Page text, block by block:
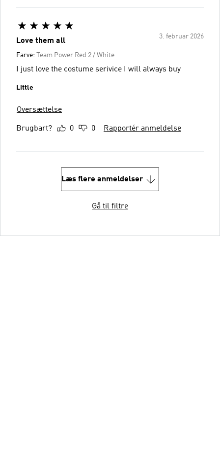
3. februar 2026
Love them all
Farve: Team Power Red 2 / White
I just love the costume serivice I will always buy
Little
Oversættelse
Brugbart? 0 0 Rapportér anmeldelse
Læs flere anmeldelser
Gå til filtre